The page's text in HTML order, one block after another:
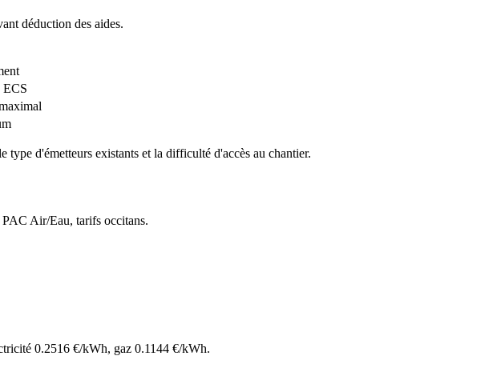
déduction des aides.
ECS
type d'émetteurs existants et la difficulté d'accès au chantier.
Air/Eau, tarifs occitans.
0.2516 €/kWh, gaz 0.1144 €/kWh.